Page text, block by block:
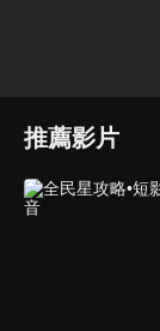
推薦影片